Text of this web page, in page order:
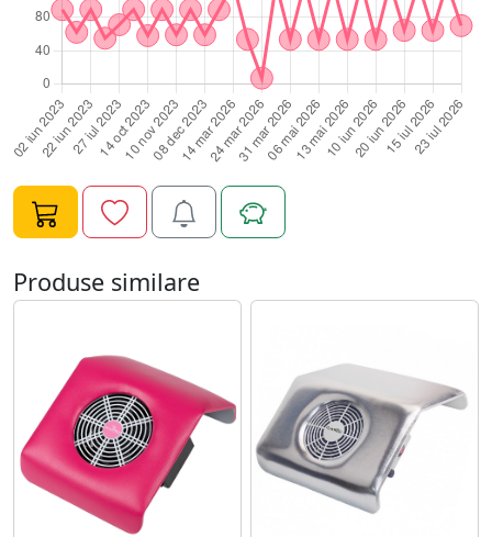
Produse similare